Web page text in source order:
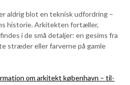
aldrig blot en teknisk udfordring –
historie. Arkitekten fortæller,
i de små detaljer: en gesims fra
stræder eller farverne på gamle
om arkitekt københavn – til-